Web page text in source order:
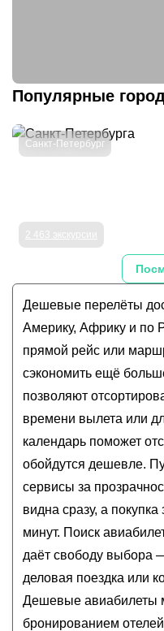
Популярные
Санкт-Петербург
2 463 экскурсии
Дешевые перелёты
Америку, Африку и по
прямой рейс или
сэкономить ещё
позволяют
времени вылета или
календарь поможет
обойдутся дешевле.
сервисы за
видна сразу, а
минут. Поиск
даёт свободу выбора
деловая поездка или
Дешевые авиабилеты
бронированием